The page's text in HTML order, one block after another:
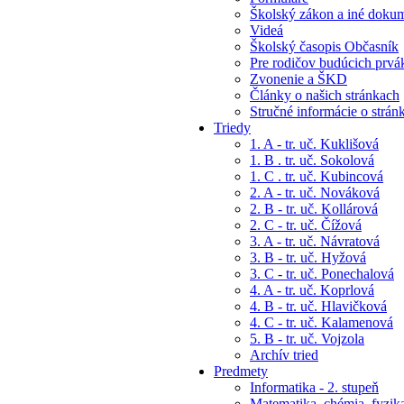
Školský zákon a iné
Videá
Školský časopis Občasník
Pre rodičov budúcich
Zvonenie a ŠKD
Články o našich stránkach
Stručné informácie o
Triedy
1. A - tr. uč. Kuklišová
1. B . tr. uč. Sokolová
1. C . tr. uč. Kubincová
2. A - tr. uč. Nováková
2. B - tr. uč. Kollárová
2. C - tr. uč. Čížová
3. A - tr. uč. Návratová
3. B - tr. uč. Hyžová
3. C - tr. uč. Ponechalová
4. A - tr. uč. Koprlová
4. B - tr. uč. Hlavičková
4. C - tr. uč. Kalamenová
5. B - tr. uč. Vojzola
Archív tried
Predmety
Informatika - 2. stupeň